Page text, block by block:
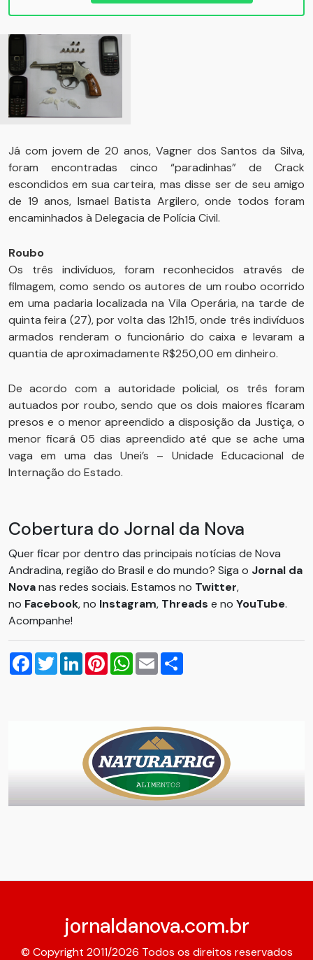
Já com jovem de 20 anos, Vagner dos Santos da Silva,
foram encontradas cinco “paradinhas” de Crack
escondidos em sua carteira, mas disse ser de seu amigo
de 19 anos, Ismael Batista Argilero, onde todos foram
encaminhados à Delegacia de Polícia Civil.
Roubo
Os três indivíduos, foram reconhecidos através de
filmagem, como sendo os autores de um roubo ocorrido
em uma padaria localizada na Vila Operária, na tarde de
quinta feira (27), por volta das 12h15, onde três indivíduos
armados renderam o funcionário do caixa e levaram a
quantia de aproximadamente R$250,00 em dinheiro.
De acordo com a autoridade policial, os três foram
autuados por roubo, sendo que os dois maiores ficaram
presos e o menor apreendido a disposição da Justiça, o
menor ficará 05 dias apreendido até que se ache uma
vaga em uma das Unei’s – Unidade Educacional de
Internação do Estado.
Cobertura do Jornal da Nova
Quer ficar por dentro das principais notícias de Nova
Andradina, região do Brasil e do mundo? Siga o Jornal da
Novanas redes sociais. Estamos no Twitter,
no Facebook, no Instagram, Threads e no YouTube.
Acompanhe!
Facebook
TwitterLinkedInPinterestWhatsApp
Email
jornaldanova.com.br
© Copyright 2011/2026 Todos os direitos reservados